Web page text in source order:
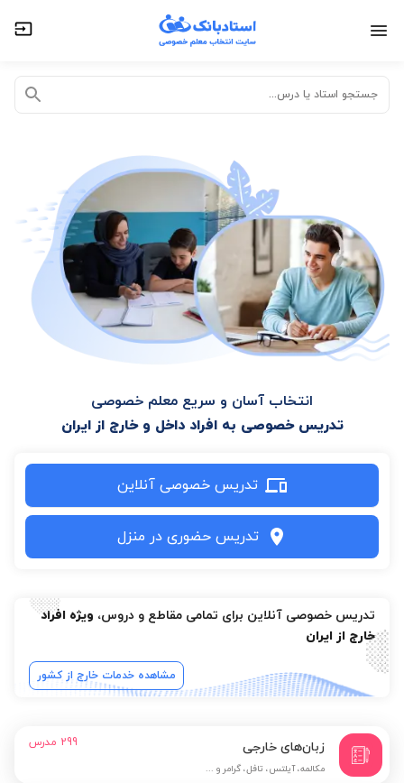
جستجو استاد یا درس...
انتخاب آسان و سریع معلم خصوصی
تدریس خصوصی به افراد داخل و خارج از ایران
تدریس خصوصی آنلاین
تدریس حضوری در منزل
تدریس خصوصی آنلاین برای تمامی مقاطع و دروس، ویژه افراد
خارج از ایران
مشاهده خدمات خارج از کشور
زبان‌های خارجی
مکالمه، آیلتس، تافل، گرامر و ...
299 مدرس
تدریس خصوصی آنلاین